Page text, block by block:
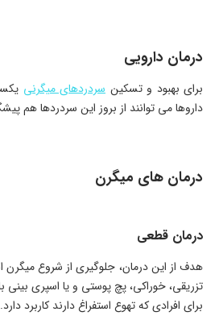
درمان دارویی
برای بهبود و تسکین سردردهای میگرنی
داروها می توانند از بروز این سردردها هم
درمان های میگرن
درمان قطعی
هدف از این درمان، جلوگیری از شروع
تزریقی، خوراکی، پچ پوستی و یا اسپری بینی
برای افرادی که تهوع استفراغ دارند کاربرد دارد.